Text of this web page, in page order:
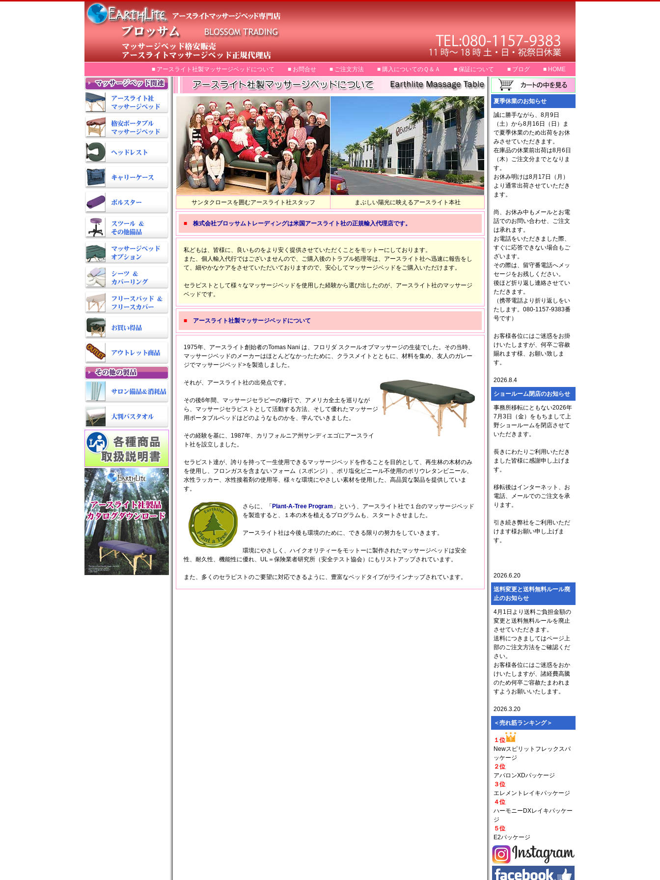
■ アースライト社製マッサージベッドについて ■ お問合せ ■ ご注文方法 ■ 購入についてのＱ＆Ａ ■ 保証について ■ ブログ ■ HOME
サンタクロースを囲むアースライト社スタッフ まぶしい陽光に映えるアースライト本社
■ 株式会社ブロッサムトレーディングは米国アースライト社の正規輸入代理店です。
私どもは、皆様に、良いものをより安く提供させていただくことをモットーにしております。
また、個人輸入代行ではございませんので、ご購入後のトラブル処理等は、アースライト社へ迅速に報告をし
て、細やかなケアをさせていただいておりますので、安心してマッサージベッドをご購入いただけます。
セラピストとして様々なマッサージベッドを使用した経験から選び出したのが、アースライト社のマッサージ
ベッドです。
■ アースライト社製マッサージベッドについて
1975年、アースライト創始者のTomas Nani は、フロリダ スクールオブマッサージの生徒でした。その当時、
マッサージベッドのメーカーはほとんどなかったために、クラスメイトとともに、材料を集め、友人のガレー
ジでマッサージベッド>を製造しました。
それが、アースライト社の出発点です。
その後6年間、マッサージセラピーの修行で、アメリカ全土を巡りなが
ら、マッサージセラピストとして活動する方法、そして優れたマッサージ
用ポータブルベッドはどのようなものかを、学んでいきました。
その経験を基に、1987年、カリフォルニア州サンディエゴにアースライ
ト社を設立しました。
セラピスト達が、誇りを持って一生使用できるマッサージベッドを作ることを目的として、再生林の木材のみ
を使用し、フロンガスを含まないフォーム（スポンジ）、ポリ塩化ビニール不使用のポリウレタンビニール、
水性ラッカー、水性接着剤の使用等、様々な環境にやさしい素材を使用した、高品質な製品を提供していま
す。
さらに、「 Plant-A-Tree Program 」という、アースライト社で１台のマッサージベッド
を製造すると、１本の木を植えるプログラムも、スタートさせました。
アースライト社は今後も環境のために、できる限りの努力をしていきます。
環境にやさしく、ハイクオリティーをモットーに製作されたマッサージベッドは安全
性、耐久性、機能性に優れ、UL＝保険業者研究所（安全テスト協会）にもリストアップされています。
また、多くのセラピストのご要望に対応できるように、豊富なベッドタイプがラインナップされています。
夏季休業のお知らせ
誠に勝手ながら、8月9日
（土）から8月16日（日）ま
で夏季休業のため出荷をお休
みさせていただきます。
在庫品の休業前出荷は8月6日
（木）ご注文分までとなりま
す。
お休み明けは8月17日（月）
より通常出荷させていただき
ます。
尚、お休み中もメールとお電
話でのお問い合わせ、ご注文
は承れます。
お電話をいただきました際、
すぐに応答できない場合もご
ざいます。
その際は、留守番電話へメッ
セージをお残しください。
後ほど折り返し連絡させてい
ただきます。
（携帯電話より折り返しをい
たします。080-1157-9383番
号です）
お客様各位にはご迷惑をお掛
けいたしますが、何卒ご容赦
賜れます様、お願い致しま
す。
2026.8.4
ショールーム閉店のお知らせ
事務所移転にともない2026年
7月3日（金）をもちまして上
野ショールームを閉店させて
いただきます。
長きにわたりご利用いただき
ました皆様に感謝申し上げま
す。
移転後はインターネット、お
電話、メールでのご注文を承
ります。
引き続き弊社をご利用いただ
けます様お願い申し上げま
す。
2026.6.20
送料変更と送料無料ルール廃
止のお知らせ
4月1日より送料ご負担金額の
変更と送料無料ルールを廃止
させていただきます。
送料につきましてはページ上
部のご注文方法をご確認くだ
さい。
お客様各位にはご迷惑をおか
けいたしますが、諸経費高騰
のため何卒ご容赦たまわれま
すようお願いいたします。
2026.3.20
＜売れ筋ランキング＞
１位
Newスピリットフレックスパ
ッケージ
２位
アバロンXDパッケージ
３位
エレメントレイキパッケージ
４位
ハーモニーDXレイキパッケー
ジ
５位
E2パッケージ